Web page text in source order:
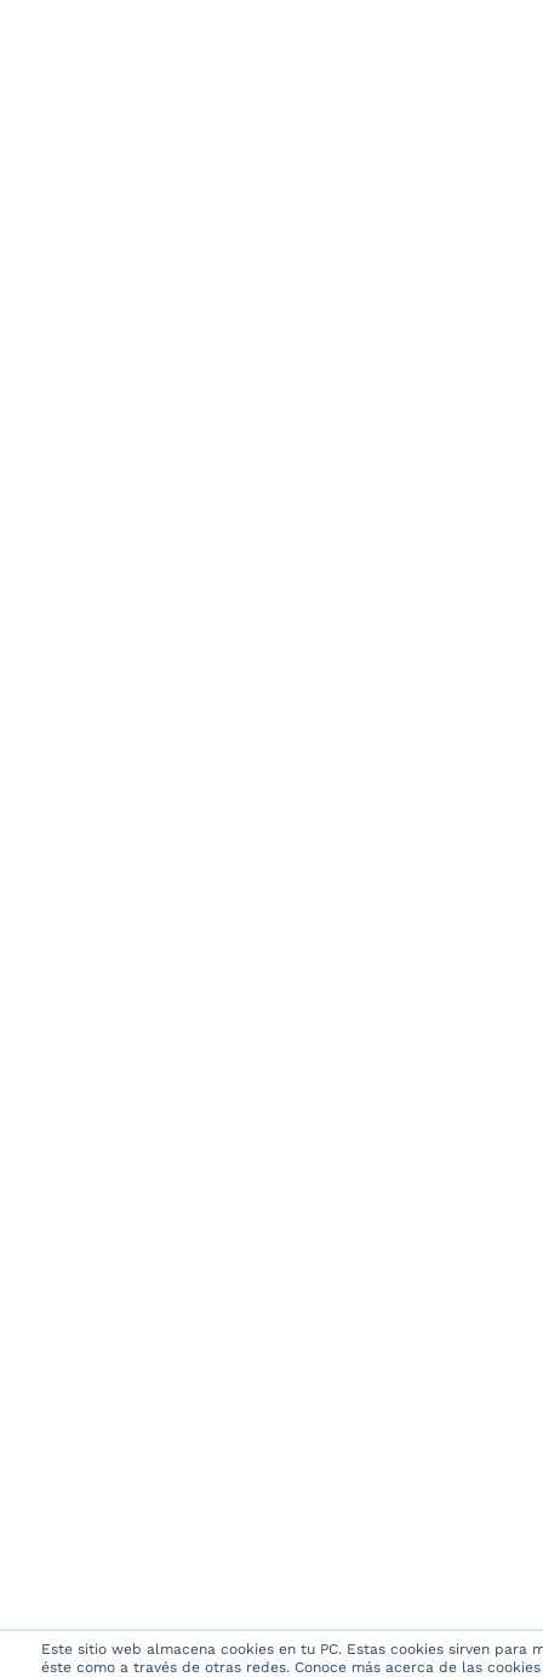
Este sitio web almacena cookies en tu PC. Estas cookies sirven
éste como a través de otras redes. Conoce más acerca de las